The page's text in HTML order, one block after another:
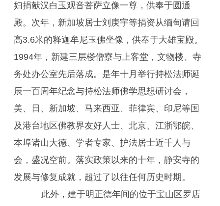
妇捐献汉白玉观音菩萨立像一尊，供奉于圆通
殿。次年，新加坡居士刘庚宇等捐资从缅甸请回
高3.6米的释迦牟尼玉佛坐像，供奉于大雄宝殿。
1994年，新建三层楼僧寮与上客堂，文物楼、寺
务处办公室先后落成。是年十月举行持松法师诞
辰一百周年纪念与持松法师佛学思想研讨会，
美、日、新加坡、马来西亚、菲律宾、印尼等国
及港台地区佛教界友好人士、北京、江浙鄂皖、
本埠诸山大德、学者专家、护法居士近千人与
会，盛况空前。落实政策以来的十年，静安寺的
发展与修复成就，超过了以往任何历史时期。
此外，建于明正德年间的位于宝山区罗店